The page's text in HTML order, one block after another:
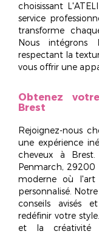
choisissant
service
transforme
Nous intégrons
respectant la
vous offrir une
Obtenez
Brest
Rejoignez-nous
une expérience
cheveux à Brest
Penmarch, 29200
moderne où
personnalisé.
conseils avisés
redéfinir votre
et la créativité